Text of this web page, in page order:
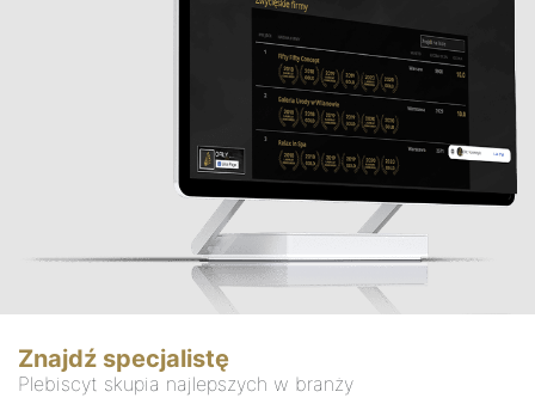
Znajdź specjalistę
Plebiscyt skupia najlepszych w branży